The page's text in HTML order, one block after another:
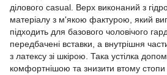
ділового casual. Верх виконаний з
матеріалу з м'якою фактурою, який
підходить для базового чоловічого
передбачені вставки, а внутрішня
з латексу зі шкірою. Така устілка
комфортнішою та знизити втому